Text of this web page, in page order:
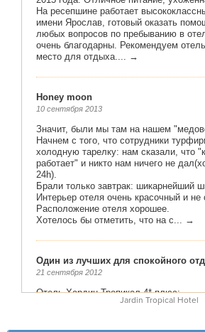
Jardin Tropical Hotel